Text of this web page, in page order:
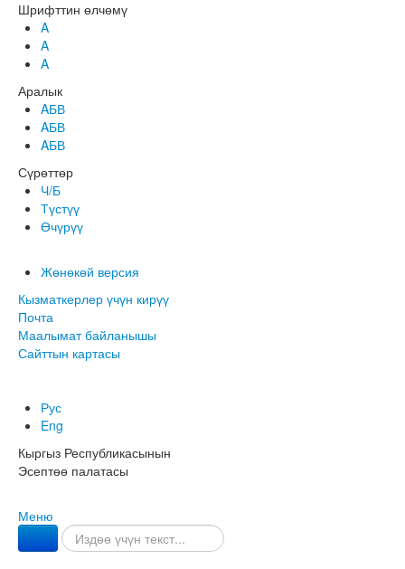
Шрифттин өлчөмү
A
A
A
Аралык
AБВ
AБВ
AБВ
Сүрөттөр
Ч/Б
Түстүү
Өчүрүү
Жөнөкөй версия
Кызматкерлер үчүн кирүү
Почта
Маалымат байланышы
Сайттын картасы
Рус
Eng
Кыргыз Республикасынын
Эсептөө палатасы
Меню